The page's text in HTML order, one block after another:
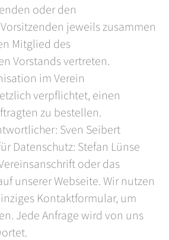
oder den
jeweils zusammen
Mitglied des
Vorstands vertreten.
im Verein
verpflichtet, einen
zu bestellen.
Sven Seibert
Datenschutz: Stefan Lünse
oder das
unserer Webseite. Wir nutzen
Kontaktformular, um
Jede Anfrage wird von uns